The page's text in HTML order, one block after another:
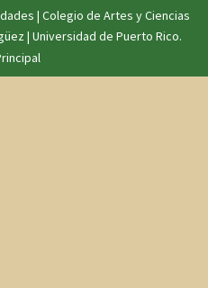
| Colegio de Artes y Ciencias
| Universidad de Puerto Rico.